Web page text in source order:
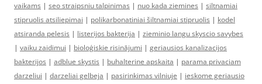
vaikams | seo straipsniu talpinimas | nuo kada ziemines | siltnamiai
stipruolis atsiliepimai | polikarbonatiniai šiltnamiai stipruolis | kodel
atsiranda pelesis | listerijos bakterija | zieminio langu skyscio savybes
| vaiku zaidimui | bioloģiskie risinājumi | geriausios kanalizacijos
bakterijos | adblue skystis | buhalterine apskaita | parama privaciam
darzeliui | darzeliai gelbeja | pasirinkimas vilniuje | ieskome geriausio